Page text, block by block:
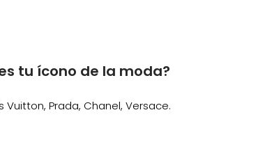
tu ícono de la moda?
Vuitton, Prada, Chanel, Versace.